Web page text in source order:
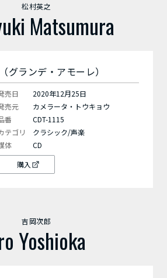
松村英之
Matsumura
グランデ・アモーレ）
売日
2020年12月25日
売元
カメラータ・トウキョウ
番
CDT-1115
テゴリ
クラシック/声楽
体
CD
購入
吉岡次郎
Yoshioka